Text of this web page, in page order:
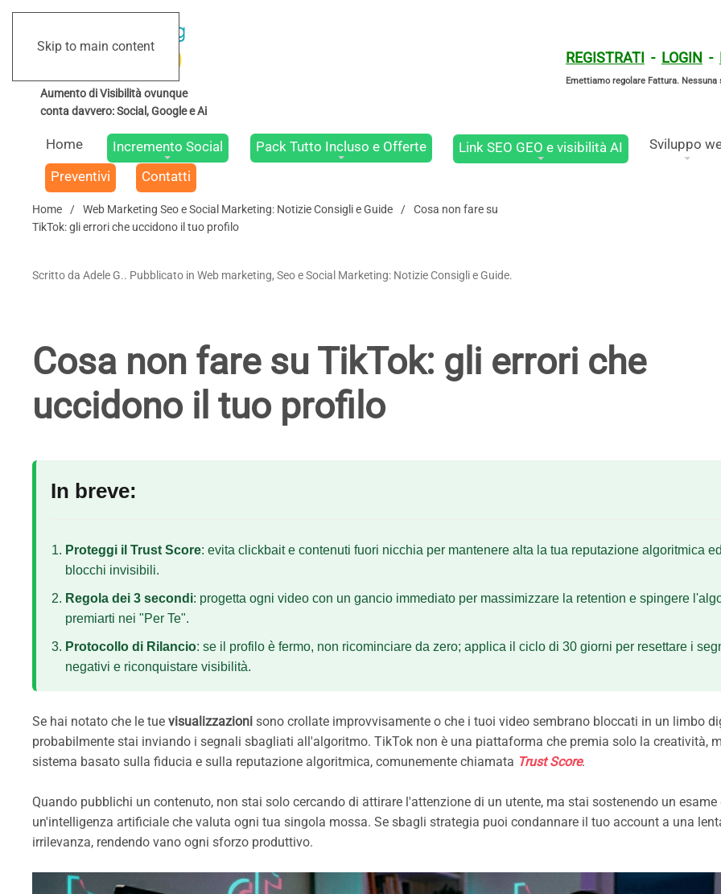
Skip to main content
REGISTRATI - LOGIN -
Emettiamo regolare Fattura. Nessuna
Home Incremento Social Pack Tutto Incluso e Offerte Link SEO GEO e visibilità AI
Sviluppo
Preventivi
Contatti
Home Web Marketing Seo e Social Marketing: Notizie Consigli e Guide
Cosa non fare su
TikTok: gli errori che uccidono il tuo profilo
Scritto da Adele G.. Pubblicato in Web marketing, Seo e Social Marketing: Notizie Consigli e Guide.
Cosa non fare su TikTok: gli errori che
uccidono il tuo profilo
In breve:
Proteggi il Trust Score: evita clickbait e contenuti fuori nicchia per mantenere alta la tua reputazione algoritmica
blocchi invisibili.
Regola dei 3 secondi: progetta ogni video con un gancio immediato per massimizzare la retention e spingere
premiarti nei "Per Te".
Protocollo di Rilancio: se il profilo è fermo, non ricominciare da zero; applica il ciclo di 30 giorni per resettare i
negativi e riconquistare visibilità.
Se hai notato che le tue visualizzazioni sono crollate improvvisamente o che i tuoi video sembrano bloccati in un limbo
probabilmente stai inviando i segnali sbagliati all'algoritmo. TikTok non è una piattaforma che premia solo la creatività,
sistema basato sulla fiducia e sulla reputazione algoritmica, comunemente chiamata Trust Score.
Quando pubblichi un contenuto, non stai solo cercando di attirare l'attenzione di un utente, ma stai sostenendo un
un'intelligenza artificiale che valuta ogni tua singola mossa. Se sbagli strategia puoi condannare il tuo account a una
irrilevanza, rendendo vano ogni sforzo produttivo.